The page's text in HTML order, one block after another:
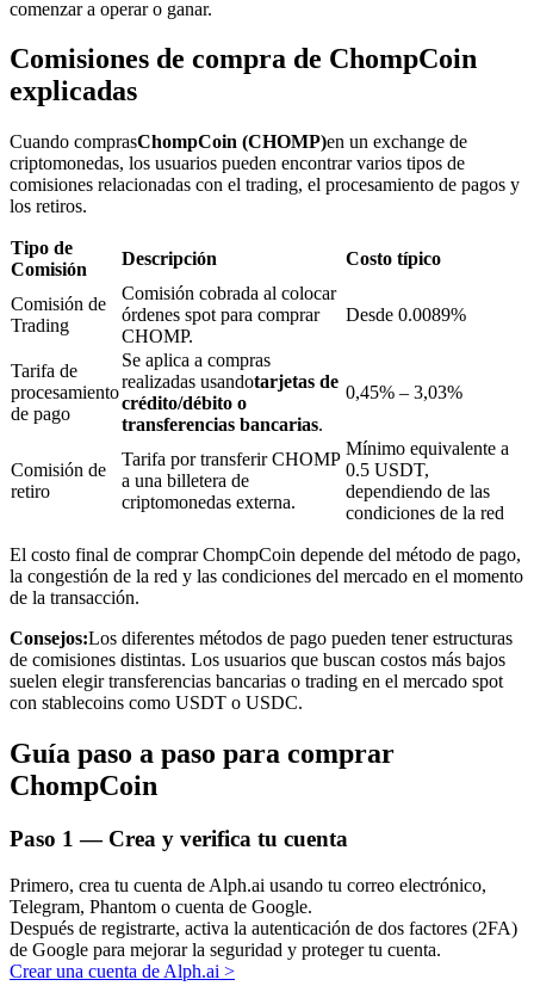
Bloqueos BTR
Inversiones exclusivas para titulares de BTR
Préstamos
Servicio de préstamos respaldado por criptomonedas
Inversión automática
Obtenga ganancias a largo plazo e intereses flexibles
Aprender Staking
comenzar a operar o ganar.
Comisiones de compra de ChompCoin
explicadas
Cuando comprasChompCoin (CHOMP)en un exchange de
criptomonedas, los usuarios pueden encontrar varios tipos de
comisiones relacionadas con el trading, el procesamiento de pagos y
los retiros.
Tipo de
Comisión
Descripción Costo típico
Comisión de
Trading
Comisión cobrada al colocar
órdenes spot para comprar
CHOMP.
Desde 0.0089%
Tarifa de
procesamiento
de pago
Se aplica a compras
realizadas usandotarjetas de
crédito/débito o
transferencias bancarias.
0,45% – 3,03%
Comisión de
retiro
Tarifa por transferir CHOMP
a una billetera de
criptomonedas externa.
Mínimo equivalente a
0.5 USDT,
dependiendo de las
condiciones de la red
El costo final de comprar ChompCoin depende del método de pago,
la congestión de la red y las condiciones del mercado en el momento
de la transacción.
Consejos:Los diferentes métodos de pago pueden tener estructuras
de comisiones distintas. Los usuarios que buscan costos más bajos
suelen elegir transferencias bancarias o trading en el mercado spot
con stablecoins como USDT o USDC.
Guía paso a paso para comprar
ChompCoin
Paso 1 — Crea y verifica tu cuenta
Primero, crea tu cuenta de Alph.ai usando tu correo electrónico,
Telegram, Phantom o cuenta de Google.
Después de registrarte, activa la autenticación de dos factores (2FA)
de Google para mejorar la seguridad y proteger tu cuenta.
Crear una cuenta de Alph.ai >